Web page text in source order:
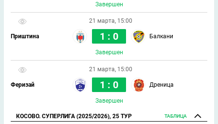
Завершен
21 марта, 15:00
Приштина 1 : 0 Балкани
Завершен
21 марта, 15:00
Феризай 1 : 0 Дреница
Завершен
КОСОВО. СУПЕРЛИГА (2025/2026), 25 ТУР ТАБЛИЦА